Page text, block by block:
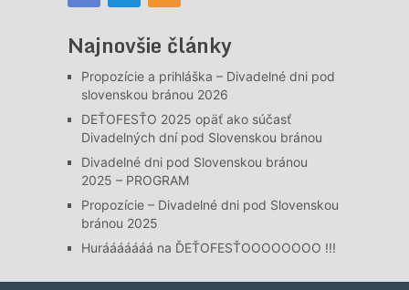
Najnovšie články
Propozície a prihláška – Divadelné dni pod
slovenskou bránou 2026
DEŤOFESŤO 2025 opäť ako súčasť
Divadelných dní pod Slovenskou bránou
Divadelné dni pod Slovenskou bránou
2025 – PROGRAM
Propozície – Divadelné dni pod Slovenskou
bránou 2025
Hurááááááá na ĎEŤOFESŤOOOOOOOO !!!